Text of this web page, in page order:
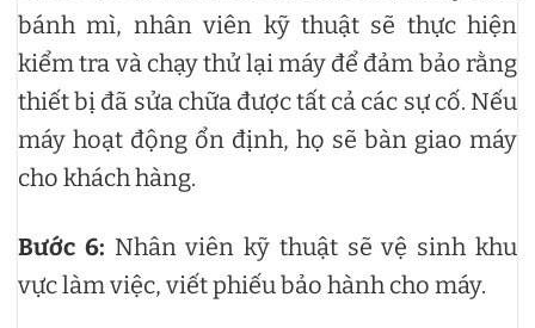
bánh mì, nhân viên kỹ thuật sẽ thực hiện
kiểm tra và chạy thử lại máy để đảm bảo rằng
thiết bị đã sửa chữa được tất cả các sự cố. Nếu
máy hoạt động ổn định, họ sẽ bàn giao máy
cho khách hàng.
Bước 6: Nhân viên kỹ thuật sẽ vệ sinh khu
vực làm việc, viết phiếu bảo hành cho máy.